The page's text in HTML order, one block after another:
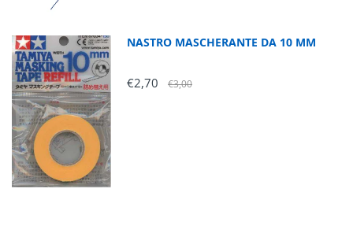
NASTRO MASCHERANTE DA 10 MM
€2,70 €3,00